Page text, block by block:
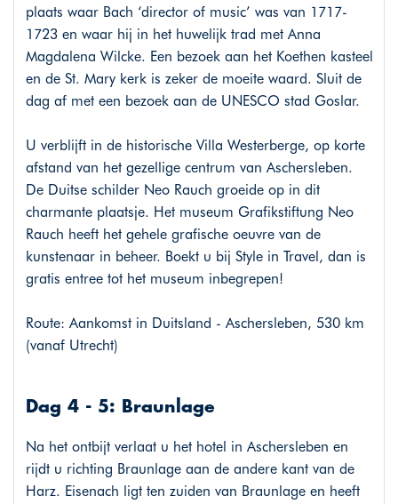
plaats waar Bach ‘director of music’ was van 1717-
1723 en waar hij in het huwelijk trad met Anna
Magdalena Wilcke. Een bezoek aan het Koethen kasteel
en de St. Mary kerk is zeker de moeite waard. Sluit de
dag af met een bezoek aan de UNESCO stad Goslar.
U verblijft in de historische Villa Westerberge, op korte
afstand van het gezellige centrum van Aschersleben.
De Duitse schilder Neo Rauch groeide op in dit
charmante plaatsje. Het museum Grafikstiftung Neo
Rauch heeft het gehele grafische oeuvre van de
kunstenaar in beheer. Boekt u bij Style in Travel, dan is
gratis entree tot het museum inbegrepen!
Route: Aankomst in Duitsland - Aschersleben, 530 km
(vanaf Utrecht)
Dag 4 - 5: Braunlage
Na het ontbijt verlaat u het hotel in Aschersleben en
rijdt u richting Braunlage aan de andere kant van de
Harz. Eisenach ligt ten zuiden van Braunlage en heeft